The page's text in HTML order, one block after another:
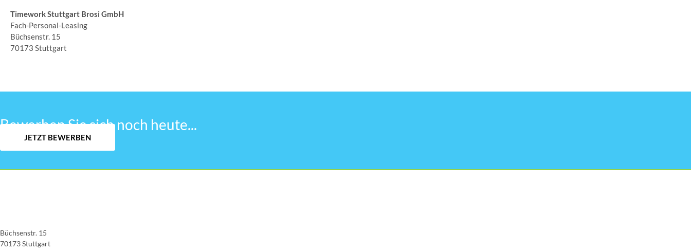
Timework Stuttgart Brosi GmbH
Fach-Personal-Leasing
Büchsenstr. 15
70173 Stuttgart
Bewerben Sie sich noch heute...
JETZT BEWERBEN
Büchsenstr. 15
70173 Stuttgart